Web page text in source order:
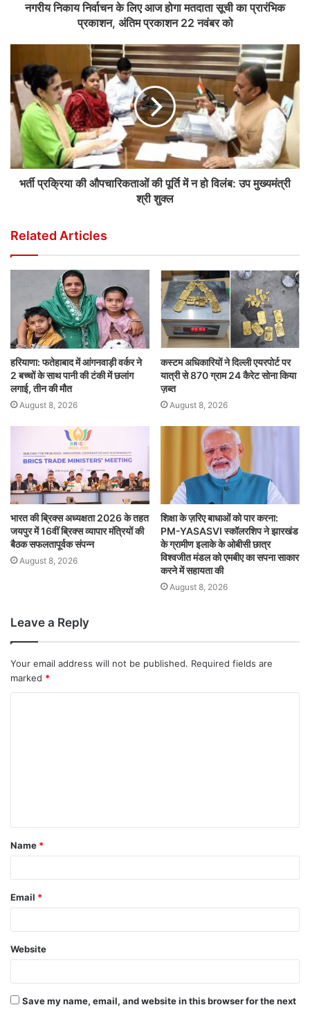
नगरीय निकाय निर्वाचन के लिए आज होगा मतदाता सूची का प्रारंभिक
प्रकाशन, अंतिम प्रकाशन 22 नवंबर को
भर्ती प्रक्रिया की औपचारिकताओं की पूर्ति में न हो विलंब: उप मुख्यमंत्री
श्री शुक्ल
Related Articles
हरियाणा: फतेहाबाद में आंगनवाड़ी वर्कर ने
2 बच्चों के साथ पानी की टंकी में छलांग
लगाई, तीन की मौत
August 8, 2026
कस्टम अधिकारियों ने दिल्ली एयरपोर्ट पर
यात्री से 870 ग्राम 24 कैरेट सोना किया
ज़ब्त
August 8, 2026
भारत की ब्रिक्‍स अध्यक्षता 2026 के तहत
जयपुर में 16वीं ब्रिक्‍स व्यापार मंत्रियों की
बैठक सफलतापूर्वक संपन्न
August 8, 2026
शिक्षा के ज़रिए बाधाओं को पार करना:
PM-YASASVI स्कॉलरशिप ने झारखंड
के ग्रामीण इलाके के ओबीसी छात्र
विश्वजीत मंडल को एमबीए का सपना साकार
करने में सहायता की
August 8, 2026
Leave a Reply
Your email address will not be published. Required fields are
marked *
Name *
Email *
Website
Save my name, email, and website in this browser for the next